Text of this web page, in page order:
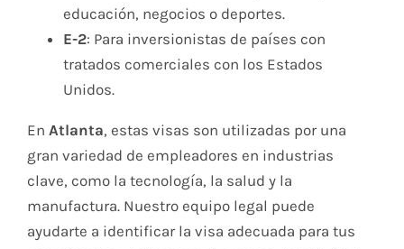
educación, negocios o deportes.
E-2: Para inversionistas de países con
tratados comerciales con los Estados
Unidos.
En Atlanta, estas visas son utilizadas por una
gran variedad de empleadores en industrias
clave, como la tecnología, la salud y la
manufactura. Nuestro equipo legal puede
ayudarte a identificar la visa adecuada para tus